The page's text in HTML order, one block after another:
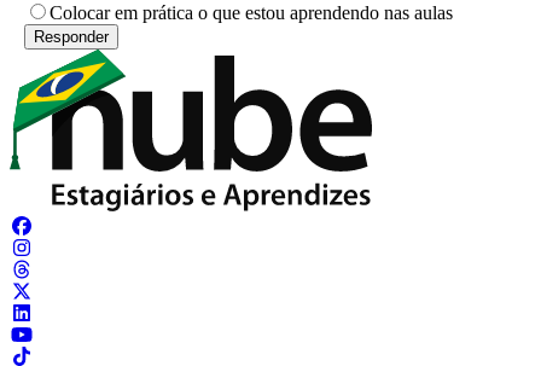
Colocar em prática o que estou aprendendo nas aulas